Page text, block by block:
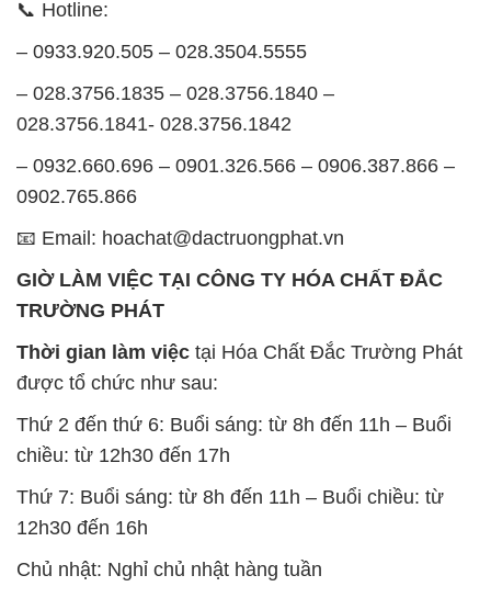
📞 Hotline:
– 0933.920.505 – 028.3504.5555
– 028.3756.1835 – 028.3756.1840 –
028.3756.1841- 028.3756.1842
– 0932.660.696 – 0901.326.566 – 0906.387.866 –
0902.765.866
📧 Email: hoachat@dactruongphat.vn
GIỜ LÀM VIỆC TẠI CÔNG TY HÓA CHẤT ĐẮC
TRƯỜNG PHÁT
Thời gian làm việc tại Hóa Chất Đắc Trường Phát
được tổ chức như sau:
Thứ 2 đến thứ 6: Buổi sáng: từ 8h đến 11h – Buổi
chiều: từ 12h30 đến 17h
Thứ 7: Buổi sáng: từ 8h đến 11h – Buổi chiều: từ
12h30 đến 16h
Chủ nhật: Nghỉ chủ nhật hàng tuần